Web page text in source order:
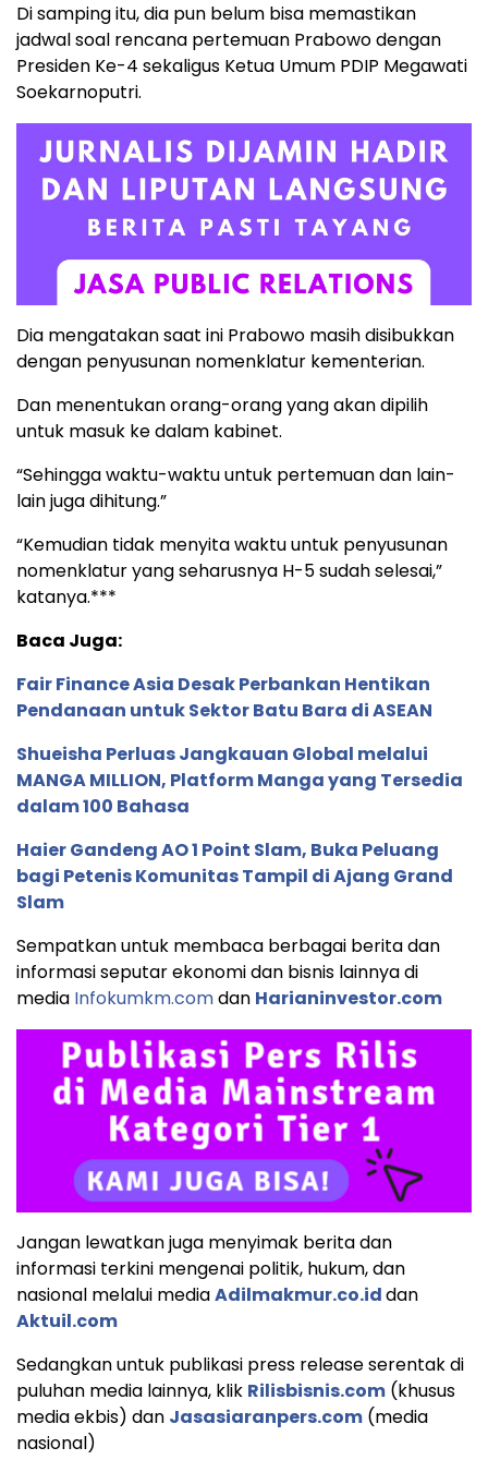
Di samping itu, dia pun belum bisa memastikan
jadwal soal rencana pertemuan Prabowo dengan
Presiden Ke-4 sekaligus Ketua Umum PDIP Megawati
Soekarnoputri.
Dia mengatakan saat ini Prabowo masih disibukkan
dengan penyusunan nomenklatur kementerian.
Dan menentukan orang-orang yang akan dipilih
untuk masuk ke dalam kabinet.
“Sehingga waktu-waktu untuk pertemuan dan lain-
lain juga dihitung.”
“Kemudian tidak menyita waktu untuk penyusunan
nomenklatur yang seharusnya H-5 sudah selesai,”
katanya.***
Baca Juga:
Fair Finance Asia Desak Perbankan Hentikan
Pendanaan untuk Sektor Batu Bara di ASEAN
Shueisha Perluas Jangkauan Global melalui
MANGA MILLION, Platform Manga yang Tersedia
dalam 100 Bahasa
Haier Gandeng AO 1 Point Slam, Buka Peluang
bagi Petenis Komunitas Tampil di Ajang Grand
Slam
Sempatkan untuk membaca berbagai berita dan
informasi seputar ekonomi dan bisnis lainnya di
media Infokumkm.comdan Harianinvestor.com
Jangan lewatkan juga menyimak berita dan
informasi terkini mengenai politik, hukum, dan
nasional melalui mediaAdilmakmur.co.iddan
Aktuil.com
Sedangkan untuk publikasi press release serentak di
puluhan media lainnya, klik Rilisbisnis.com (khusus
media ekbis) dan Jasasiaranpers.com (media
nasional)